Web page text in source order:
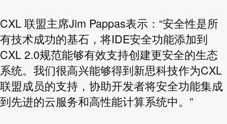
CXL 联盟主席Jim Pappas表示：“安全性是所
有技术成功的基石，将IDE安全功能添加到
CXL 2.0规范能够有效支持创建更安全的生态
系统。我们很高兴能够得到新思科技作为CXL
联盟成员的支持，协助开发者将安全功能集成
到先进的云服务和高性能计算系统中。”